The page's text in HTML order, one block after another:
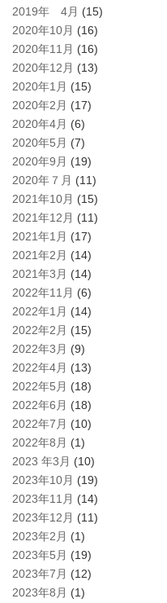
2019年 4月 (15)
2020年10月 (16)
2020年11月 (16)
2020年12月 (13)
2020年1月 (15)
2020年2月 (17)
2020年4月 (6)
2020年5月 (7)
2020年9月 (19)
2020年７月 (11)
2021年10月 (15)
2021年12月 (11)
2021年1月 (17)
2021年2月 (14)
2021年3月 (14)
2022年11月 (6)
2022年1月 (14)
2022年2月 (15)
2022年3月 (9)
2022年4月 (13)
2022年5月 (18)
2022年6月 (18)
2022年7月 (10)
2022年8月 (1)
2023 年3月 (10)
2023年10月 (19)
2023年11月 (14)
2023年12月 (11)
2023年2月 (1)
2023年5月 (19)
2023年7月 (12)
2023年8月 (1)